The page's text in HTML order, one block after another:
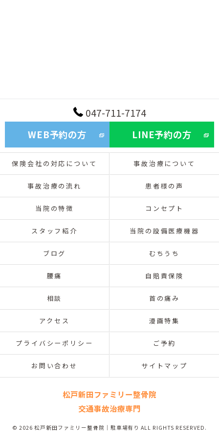
047-711-7174
WEB予約の方 LINE予約の方
保険会社の対応について 事故治療について
事故治療の流れ 患者様の声
当院の特徴 コンセプト
スタッフ紹介 当院の設備医療機器
ブログ むちうち
腰痛 自賠責保険
相談 首の痛み
アクセス 漫画特集
プライバシーポリシー ご予約
お問い合わせ サイトマップ
松戸新田ファミリー整骨院
交通事故治療専門
© 2026 松戸新田ファミリー整骨院｜駐車場有り ALL RIGHTS RESERVED.